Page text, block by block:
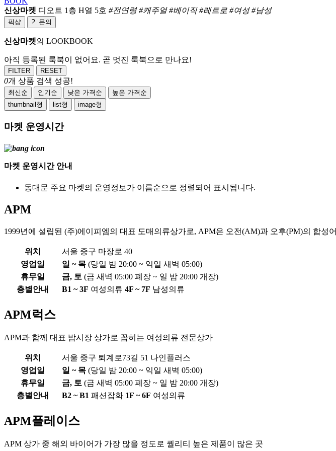
신상마켓 디오트 1층 H열 5호 #전연령 #캐주얼 #베이직 #레트로 #여성 #남성
픽샵 ? 문의
신상마켓의 LOOKBOOK
아직 등록된 룩북이 없어요. 곧 멋진 룩북으로 만나요!
FILTER RESET
0개 상품 검색 성공!
최신순 인기순 낮은 가격순
높은 가격순
thumbnail형
list형 image형
마켓 운영시간
마켓 운영시간 안내
동대문 주요 마켓의 운영정보가 이름순으로 정렬되어 표시됩니다.
APM
1999년에 설립된 (주)에이피엠의 대표 도매의류상가로, APM은 오전(AM)과 오후(PM)의 합성어
위치
서울 중구 마장로 40
영업일
일 ~ 목 (당일 밤 20:00 ~ 익일 새벽 05:00)
휴무일
금, 토 (금 새벽 05:00 폐장 ~ 일 밤 20:00 개장)
층별안내
B1 ~ 3F 여성의류 4F ~ 7F 남성의류
APM럭스
APM과 함께 대표 밤시장 상가로 꼽히는 여성의류 전문상가
위치
서울 중구 퇴계로73길 51 나인플러스
영업일
일 ~ 목 (당일 밤 20:00 ~ 익일 새벽 05:00)
휴무일
금, 토 (금 새벽 05:00 폐장 ~ 일 밤 20:00 개장)
층별안내
B2 ~ B1 패션잡화 1F ~ 6F 여성의류
APM플레이스
APM 상가 중 해외 바이어가 가장 많을 정도로 퀄리티 높은 제품이 많은 곳